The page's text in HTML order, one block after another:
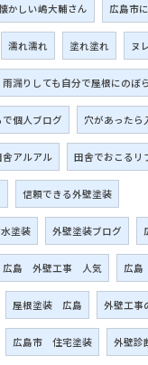
かしい嶋大輔さん 広島市
濡れ濡れ 塗れ塗れ ヌ
雨漏りしても自分で屋根にのぼ
で個人ブログ 穴があったら
舎アルアル 田舎でおこるリ
信頼できる外壁塗装
塗装 外壁塗装ブログ
広島 外壁工事 人気 広
屋根塗装 広島 外壁工事
広島市 住宅塗装 外壁診